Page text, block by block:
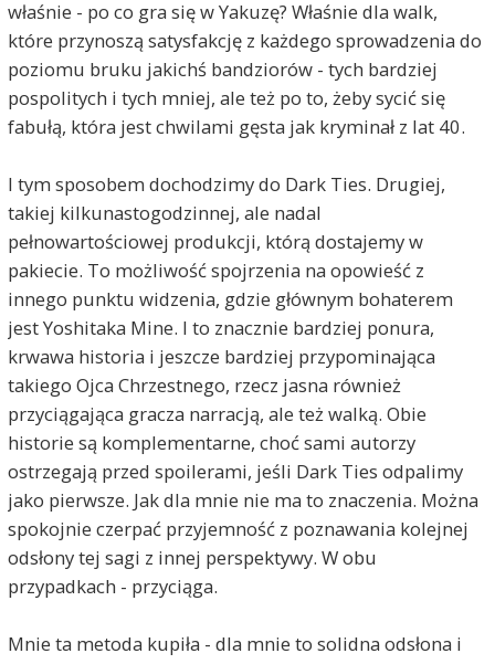
właśnie - po co gra się w Yakuzę? Właśnie dla walk,
które przynoszą satysfakcję z każdego sprowadzenia do
poziomu bruku jakichś bandziorów - tych bardziej
pospolitych i tych mniej, ale też po to, żeby sycić się
fabułą, która jest chwilami gęsta jak kryminał z lat 40.
I tym sposobem dochodzimy do Dark Ties. Drugiej,
takiej kilkunastogodzinnej, ale nadal
pełnowartościowej produkcji, którą dostajemy w
pakiecie. To możliwość spojrzenia na opowieść z
innego punktu widzenia, gdzie głównym bohaterem
jest Yoshitaka Mine. I to znacznie bardziej ponura,
krwawa historia i jeszcze bardziej przypominająca
takiego Ojca Chrzestnego, rzecz jasna również
przyciągająca gracza narracją, ale też walką. Obie
historie są komplementarne, choć sami autorzy
ostrzegają przed spoilerami, jeśli Dark Ties odpalimy
jako pierwsze. Jak dla mnie nie ma to znaczenia. Można
spokojnie czerpać przyjemność z poznawania kolejnej
odsłony tej sagi z innej perspektywy. W obu
przypadkach - przyciąga.
Mnie ta metoda kupiła - dla mnie to solidna odsłona i